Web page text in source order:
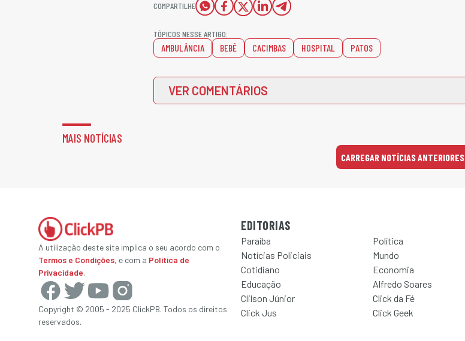
COMPARTILHE
TÓPICOS NESSE ARTIGO:
AMBULÂNCIA BEBÊ CACIMBAS HOSPITAL PATOS
VER COMENTÁRIOS
MAIS NOTÍCIAS
CARREGAR NOTÍCIAS ANTERIORES
A utilização deste site implica o seu acordo com o
Termos e Condições, e com a Política de
Privacidade.
Copyright © 2005 - 2025 ClickPB. Todos os direitos
reservados.
EDITORIAS
Paraíba Política
Notícias Policiais
Mundo
Cotidiano
Economia
Educação
Alfredo Soares
Clilson Júnior
Click da Fé
Click Jus
Click Geek